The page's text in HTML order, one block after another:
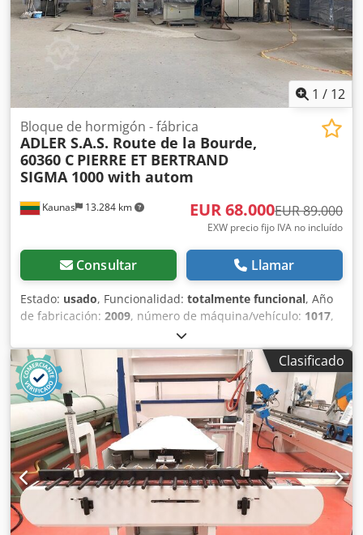
1 / 12
Kaunas 13.284 km
Bloque de hormigón - fábrica
ADLER S.A.S. Route de la Bourde,
60360 C PIERRE ET BERTRAND
SIGMA 1000 with autom
EUR 68.000EUR 89.000
EXW precio fijo IVA no incluído
Consultar Llamar
Estado: usado, Funcionalidad: totalmente funcional, Año
de fabricación: 2009, número de máquina/vehículo: 1017,
Línea de producción usada para bloques de hormigón (y
arcilla expandida). La línea se utilizaba para producir
bloques de hormigón utilizando arcilla expandida. Desde
2023-08, la línea ya no está en funcionamiento, se ha
conservado. Línea de bloques en orden: - 2 pcs. silos
pequeños (con vibro, con aletas neumáticas). -
Transportador de suministro de materia prima a la tolva
de pesaje. - Tolva de pesaje. - Transportador de suministro
de materia prima desde la tolva de pesaje hasta la
mezcladora. - Mezcladora FK Machinery (Polonia, 2022,
capacidad de la cuchara 1200 l, potencia del motor 18,5
kW). - Transportador de alimentación de la mezcla desde
Clasificado